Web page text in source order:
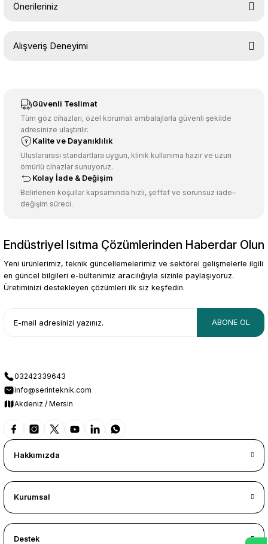
Önerileriniz
konularda yetersiz gördüğünüz noktaları öneri formunu kullanarak
Ürün resmi kalitesiz, bozuk veya görüntülenemiyor.
Ürün açıklamasında eksik bilgiler bulunuyor.
Ürün bilgilerinde hatalar bulunuyor.
Ürün fiyatı diğer sitelerden daha pahalı.
Bu ürüne benzer farklı alternatifler olmalı.
Gönder
Alışveriş Deneyimi
Güvenli Teslimat
Tüm göz cihazları, özel korumalı ambalajlarla güvenli şekilde
adresinize ulaştırılır.
Kalite ve Dayanıklılık
Uluslararası standartlara uygun, klinik kullanıma hazır ve uzun
ömürlü cihazlar sunuyoruz.
Kolay İade & Değişim
Belirlenen koşullar kapsamında hızlı, şeffaf ve sorunsuz iade–
değişim süreci.
Endüstriyel Isıtma Çözümlerinden Haberdar Olun
Yeni ürünlerimiz, teknik güncellemelerimiz ve sektörel gelişmelerle ilgili
en güncel bilgileri e-bültenimiz aracılığıyla sizinle paylaşıyoruz.
Üretiminizi destekleyen çözümleri ilk siz keşfedin.
ABONE OL
03242339643
info@serinteknik.com
Akdeniz / Mersin
Hakkımızda
Kurumsal
Destek